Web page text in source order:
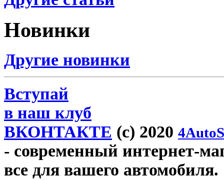
Новинки
Другие новинки
Вступай
в наш клуб
ВКОНТАКТЕ (c) 2020
- современный интернет-
все для вашего автомобиля.